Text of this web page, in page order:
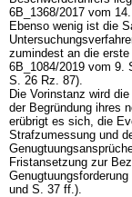
6B_1368/2017 vom
Ebenso wenig ist die
zumindest an die
6B_1084/2019 vom 9.
S. 26 Rz. 87).
Die Vorinstanz wird
der Begründung ihres
erübrigt es sich, die
Strafzumessung und
Fristansetzung zur
und S. 37 ff.).